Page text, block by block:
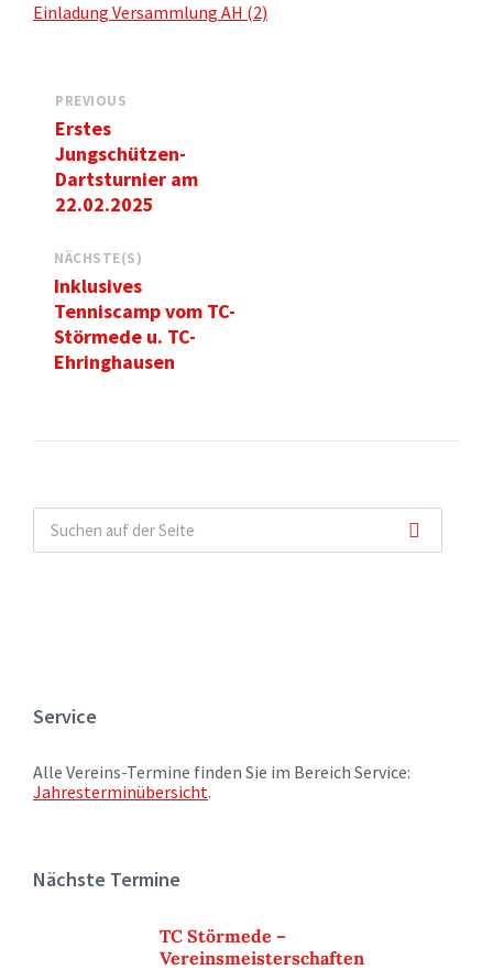
Einladung Versammlung AH (2)
PREVIOUS
Erstes
Jungschützen-
Dartsturnier am
22.02.2025
NÄCHSTE(S)
Inklusives
Tenniscamp vom TC-
Störmede u. TC-
Ehringhausen
Service
Alle Vereins-Termine finden Sie im Bereich Service:
Jahresterminübersicht.
Nächste Termine
TC Störmede –
Vereinsmeisterschaften